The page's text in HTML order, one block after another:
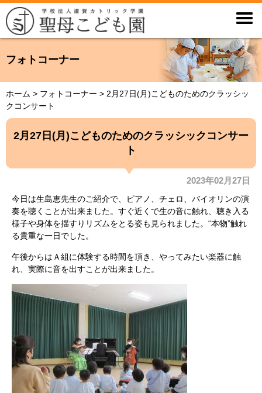

フォトコーナー
ホーム > フォトコーナー > 2月27日(月)こどものためのクラッシッ
クコンサート
2月27日(月)こどものためのクラッシックコンサー
ト
2023年02月27日
今日は生島恵先生のご紹介で、ピアノ、チェロ、バイオリンの演
奏を聴くことが出来ました。すぐ近くで生の音に触れ、聴き入る
様子や身体を揺すりリズムをとる姿も見られました。“本物”触れ
る貴重な一日でした。
午後からはＡ組に体験する時間を頂き、やってみたい楽器に触
れ、実際に音を出すことが出来ました。